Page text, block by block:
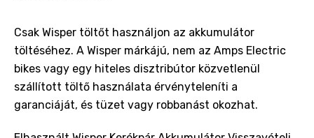
Csak Wisper töltőt használjon az akkumulátor
töltéséhez. A Wisper márkájú, nem az Amps Electric
bikes vagy egy hiteles disztribútor közvetlenül
szállított töltő használata érvényteleníti a
garanciáját, és tüzet vagy robbanást okozhat.